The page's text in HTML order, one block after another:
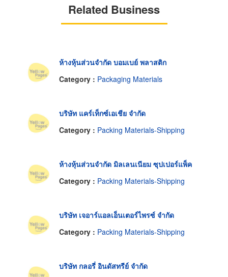
Related Business
ห้างหุ้นส่วนจำกัด บอมเบย์ พลาสติก
Category : Packaging Materials
บริษัท แคร์เท็กซ์เอเชีย จำกัด
Category : Packing Materials-Shipping
ห้างหุ้นส่วนจำกัด มิลเลนเนียม ซุปเปอร์แพ็ค
Category : Packing Materials-Shipping
บริษัท เจอาร์แอลเอ็นเตอร์ไพรซ์ จำกัด
Category : Packing Materials-Shipping
บริษัท กลอรี่ อินดัสทรีย์ จำกัด